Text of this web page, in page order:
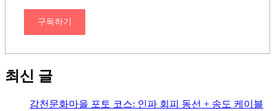
구독하기
최신 글
감천문화마을 포토 코스: 인파 회피 동선 + 송도 케이블